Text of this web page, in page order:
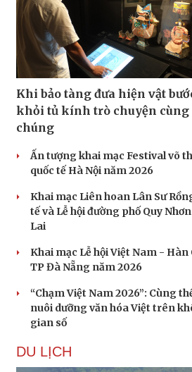
Khi bảo tàng đưa hiện vật
khỏi tủ kính trò chuyện cùng
chúng
Ấn tượng khai mạc Festival võ
quốc tế Hà Nội năm 2026
Khai mạc Liên hoan Lân Sư
tế và Lễ hội đường phố Quy
Lai
Khai mạc Lễ hội Việt Nam - Hàn
TP Đà Nẵng năm 2026
“Chạm Việt Nam 2026”: Cùng
nuôi dưỡng văn hóa Việt trên
gian số
DU LỊCH